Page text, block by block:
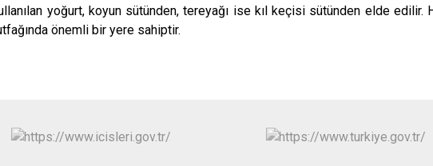
yoğurt, koyun sütünden, tereyağı ise kıl keçisi sütünden elde edilir.
önemli bir yere sahiptir.